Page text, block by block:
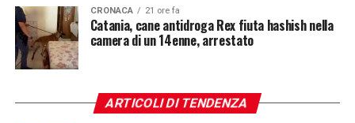
CRONACA 21 ore fa
Catania, cane antidroga Rex fiuta hashish nella
camera di un 14enne, arrestato
ARTICOLI DI TENDENZA